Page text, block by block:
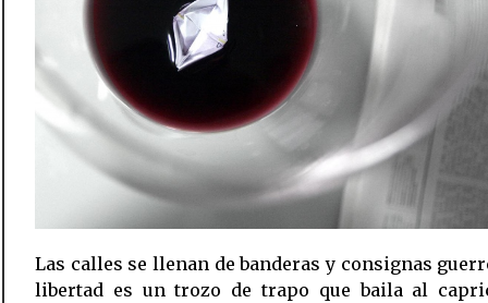
Las calles se llenan de banderas y consignas
libertad es un trozo de trapo que baila al